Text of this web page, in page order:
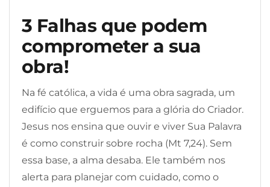
3 Falhas que podem
comprometer a sua
obra!
Na fé católica, a vida é uma obra sagrada, um
edifício que erguemos para a glória do Criador.
Jesus nos ensina que ouvir e viver Sua Palavra
é como construir sobre rocha (Mt 7,24). Sem
essa base, a alma desaba. Ele também nos
alerta para planejar com cuidado, como o